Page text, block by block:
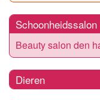
Schoonheidssalon
Beauty salon den
Dieren